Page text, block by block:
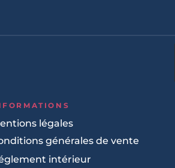
légales
générales de vente
intérieur